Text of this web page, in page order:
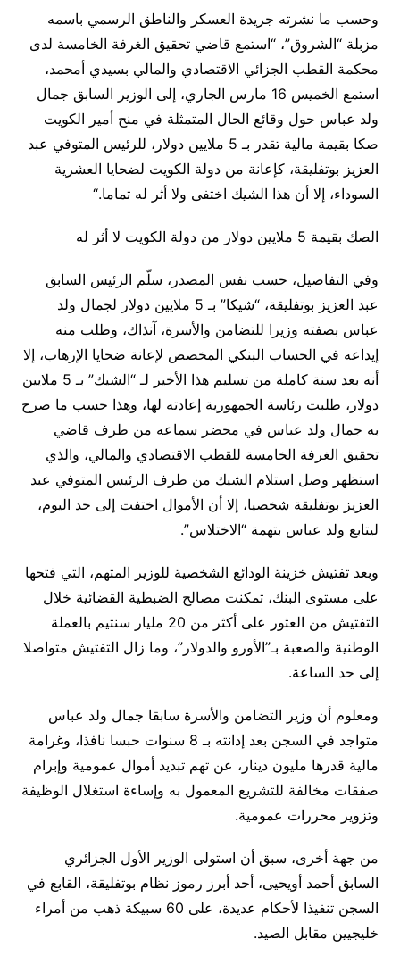
وحسب ما نشرته جريدة العسكر والناطق الرسمي باسمه
مزبلة “الشروق”، “استمع قاضي تحقيق الغرفة الخامسة لدى
محكمة القطب الجزائي الاقتصادي والمالي بسيدي أمحمد،
استمع الخميس 16 مارس الجاري، إلى الوزير السابق جمال
ولد عباس حول وقائع الحال المتمثلة في منح أمير الكويت
صكا بقيمة مالية تقدر بـ 5 ملايين دولار، للرئيس المتوفي عبد
العزيز بوتفليقة، كإعانة من دولة الكويت لضحايا العشرية
السوداء، إلا أن هذا الشيك اختفى ولا أثر له تماما.
“
الصك بقيمة 5 ملايين دولار من دولة الكويت لا أثر له
وفي التفاصيل، حسب نفس المصدر، سلّم الرئيس السابق
عبد العزيز بوتفليقة، “شيكا”
بـ 5 ملايين دولار لجمال ولد
عباس بصفته وزيرا للتضامن والأسرة، آنذاك، وطلب منه
إيداعه في الحساب البنكي المخصص لإعانة ضحايا الإرهاب، إلا
أنه بعد سنة كاملة من تسليم هذا الأخير لـ “الشيك”
بـ 5 ملايين
دولار، طلبت رئاسة الجمهورية إعادته لها، وهذا حسب ما صرح
به جمال ولد عباس في محضر سماعه من طرف قاضي
تحقيق الغرفة الخامسة للقطب الاقتصادي والمالي، والذي
استظهر وصل استلام الشيك من طرف الرئيس المتوفي عبد
العزيز بوتفليقة شخصيا، إلا أن الأموال اختفت إلى حد اليوم،
ليتابع ولد عباس بتهمة “الاختلاس”.
وبعد تفتيش خزينة الودائع الشخصية للوزير المتهم، التي فتحها
على مستوى البنك، تمكنت مصالح الضبطية القضائية خلال
التفتيش من العثور على أكثر من 20 مليار سنتيم بالعملة
الوطنية والصعبة بـ”الأورو والدولار”، وما زال التفتيش متواصلا
إلى حد الساعة.
ومعلوم أن وزير التضامن والأسرة سابقا جمال ولد عباس
متواجد في السجن بعد إدانته بـ 8 سنوات حبسا نافذا، وغرامة
مالية قدرها مليون دينار، عن تهم تبديد أموال عمومية وإبرام
صفقات مخالفة للتشريع المعمول به وإساءة استغلال الوظيفة
وتزوير محررات عمومية.
من جهة أخرى، سبق أن استولى الوزير الأول الجزائري
السابق أحمد أويحيى، أحد أبرز رموز نظام بوتفليقة، القابع في
السجن تنفيذا لأحكام عديدة، على 60 سبيكة ذهب من أمراء
خليجيين مقابل الصيد.